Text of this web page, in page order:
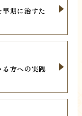
期に治すた
方への実践